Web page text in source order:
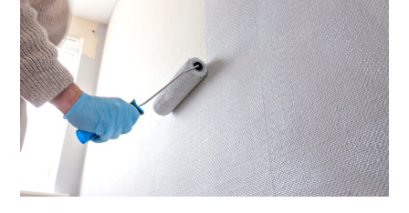
Milieuvriendelijk:
Een
Groene
Revolutie
in
Interieurontwerp